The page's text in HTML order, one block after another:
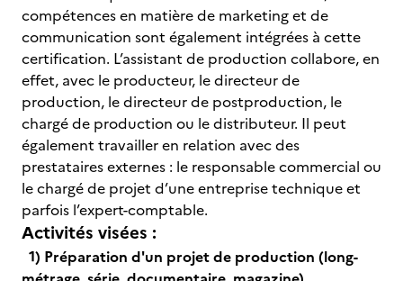
compétences en matière de marketing et de
communication sont également intégrées à cette
certification. L’assistant de production collabore, en
effet, avec le producteur, le directeur de
production, le directeur de postproduction, le
chargé de production ou le distributeur. Il peut
également travailler en relation avec des
prestataires externes : le responsable commercial ou
le chargé de projet d’une entreprise technique et
parfois l’expert-comptable.
Activités visées :
1) Préparation d'un projet de production (long-